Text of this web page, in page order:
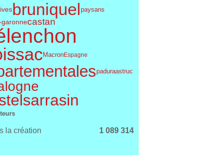
bruniquelpaysans
castan
MacronEspagne
paduraastruc
la création 1 089 314